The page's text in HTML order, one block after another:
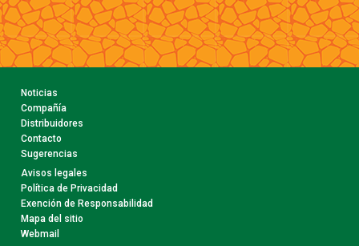
Noticias
Compañía
Distribuidores
Contacto
Sugerencias
Avisos legales
Política de Privacidad
Exención de Responsabilidad
Mapa del sitio
Webmail